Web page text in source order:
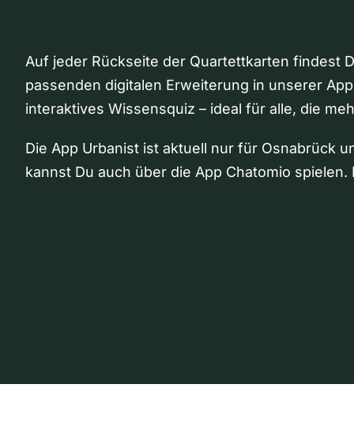
Auf jeder Rückseite der Quartettkarten findest
passenden digitalen Erweiterung in unserer
interaktives Wissensquiz – ideal für alle, die
Die App Urbanist ist aktuell nur für Osnabrück
kannst Du auch über die App Chatomio